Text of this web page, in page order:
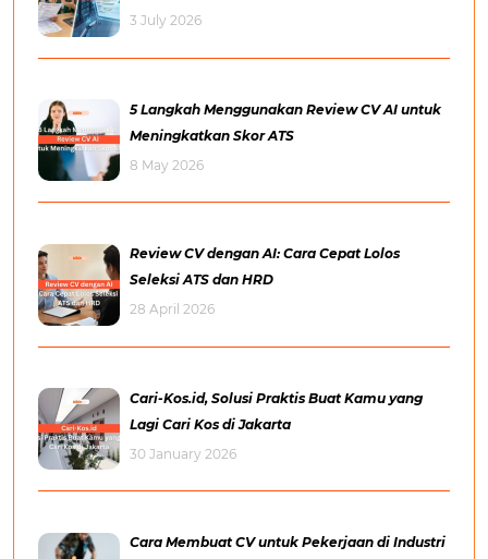
3 July 2026
5 Langkah Menggunakan Review CV AI untuk
Meningkatkan Skor ATS
8 May 2026
Review CV dengan AI: Cara Cepat Lolos
Seleksi ATS dan HRD
28 April 2026
Cari-Kos.id, Solusi Praktis Buat Kamu yang
Lagi Cari Kos di Jakarta
30 January 2026
Cara Membuat CV untuk Pekerjaan di Industri